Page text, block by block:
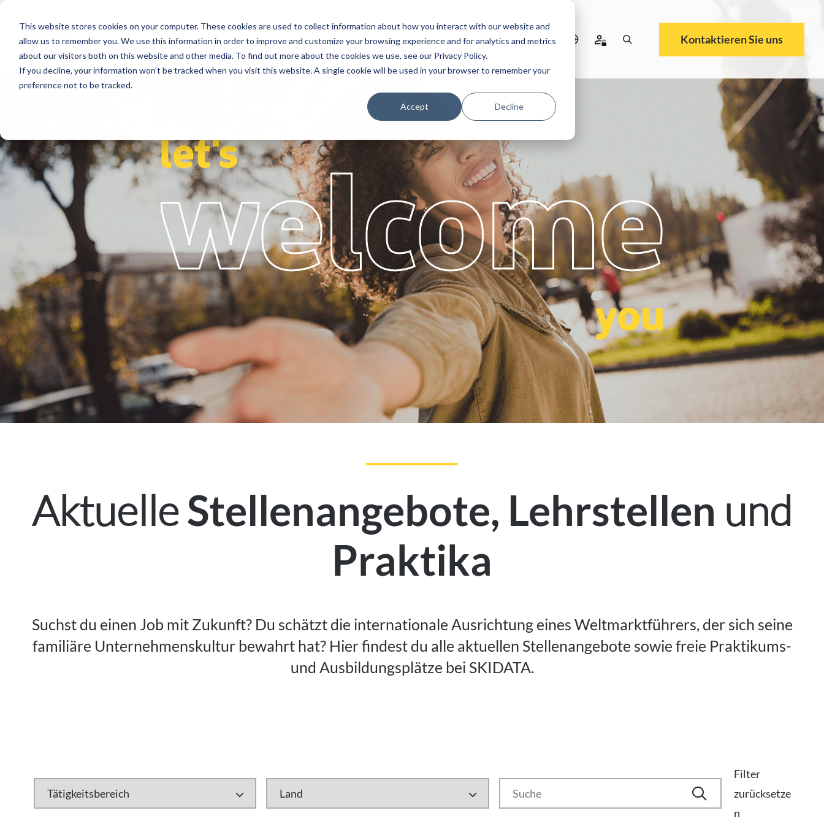
This website stores cookies on your computer. These cookies are used to collect information about how you interact with our website and
allow us to remember you. We use this information in order to improve and customize your browsing experience and for analytics and metrics
about our visitors both on this website and other media. To find out more about the cookies we use, see our Privacy Policy.
If you decline, your information won’t be tracked when you visit this website. A single cookie will be used in your browser to remember your
preference not to be tracked.
Accept Decline
Segmente Lösungen Referenzen Service Partner Über Karriere Kontaktieren Sie uns
let's
welcome
you
AktuelleStellenangebote, Lehrstellen und
Praktika
Suchst du einen Job mit Zukunft? Du schätzt die internationale Ausrichtung eines Weltmarktführers, der sich seine
familiäre Unternehmenskultur bewahrt hat? Hier findest du alle aktuellen Stellenangebote sowie freie Praktikums-
und Ausbildungsplätze bei SKIDATA.
Filter
zurücksetze
n